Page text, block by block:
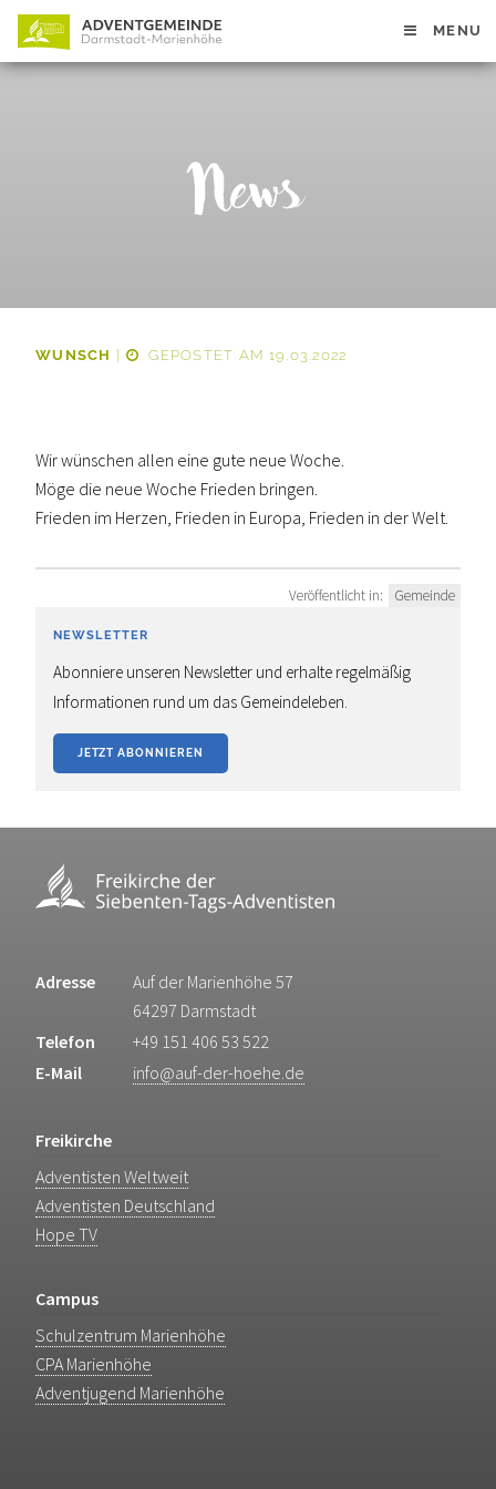
MENU
News
WUNSCH GEPOSTET AM 19.03.2022
Wir wünschen allen eine gute neue Woche.
Möge die neue Woche Frieden bringen.
Frieden im Herzen, Frieden in Europa, Frieden in der Welt.
Veröffentlicht in: Gemeinde
NEWSLETTER
Abonniere unseren Newsletter und erhalte regelmäßig
Informationen rund um das Gemeindeleben.
JETZT ABONNIEREN
Adresse
Auf der Marienhöhe 57
64297 Darmstadt
Telefon
+49 151 406 53 522
E-Mail
info@auf-der-hoehe.de
Freikirche
Adventisten Weltweit
Adventisten Deutschland
Hope TV
Campus
Schulzentrum Marienhöhe
CPA Marienhöhe
Adventjugend Marienhöhe